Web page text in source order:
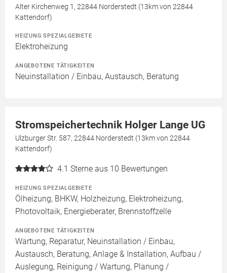
Alter Kirchenweg 1, 22844 Norderstedt (13km von 22844
Kattendorf)
HEIZUNG SPEZIALGEBIETE
Elektroheizung
ANGEBOTENE TÄTIGKEITEN
Neuinstallation / Einbau, Austausch, Beratung
Stromspeichertechnik Holger Lange UG
Ulzburger Str. 587, 22844 Norderstedt (13km von 22844
Kattendorf)
4.1 Sterne aus 10 Bewertungen
HEIZUNG SPEZIALGEBIETE
Ölheizung, BHKW, Holzheizung, Elektroheizung,
Photovoltaik, Energieberater, Brennstoffzelle
ANGEBOTENE TÄTIGKEITEN
Wartung, Reparatur, Neuinstallation / Einbau,
Austausch, Beratung, Anlage & Installation, Aufbau /
Auslegung, Reinigung / Wartung, Planung /